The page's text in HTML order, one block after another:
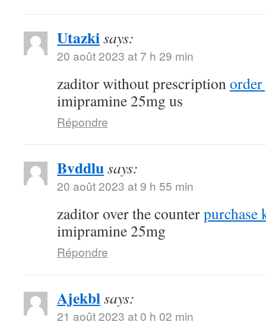
Utazkisays:
20 août 2023 at 7 h 29 min
zaditor without prescription
imipramine 25mg us
Répondre
Bvddlusays:
20 août 2023 at 9 h 55 min
zaditor over the counterpurchase
imipramine 25mg
Répondre
Ajekblsays:
21 août 2023 at 0 h 02 min